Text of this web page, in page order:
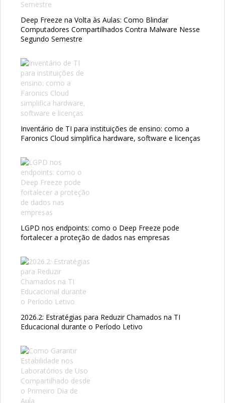
Deep Freeze na Volta às Aulas: Como Blindar
Computadores Compartilhados Contra Malware Nesse
Segundo Semestre
Inventário de TI para instituições de ensino: como a
Faronics Cloud simplifica hardware, software e licenças
LGPD nos endpoints: como o Deep Freeze pode
fortalecer a proteção de dados nas empresas
2026.2: Estratégias para Reduzir Chamados na TI
Educacional durante o Período Letivo